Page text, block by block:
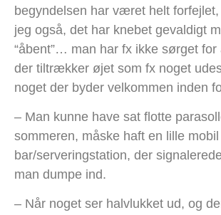
begyndelsen har været helt
jeg også, det har knebet gevaldigt
“åbent”… man har fx ikke sørget for
der tiltrækker øjet som fx noget
noget der byder velkommen inden
– Man kunne have sat flotte
sommeren, måske haft en lille mobil
bar/serveringstation, der
man dumpe ind.
– Når noget ser halvlukket ud, og